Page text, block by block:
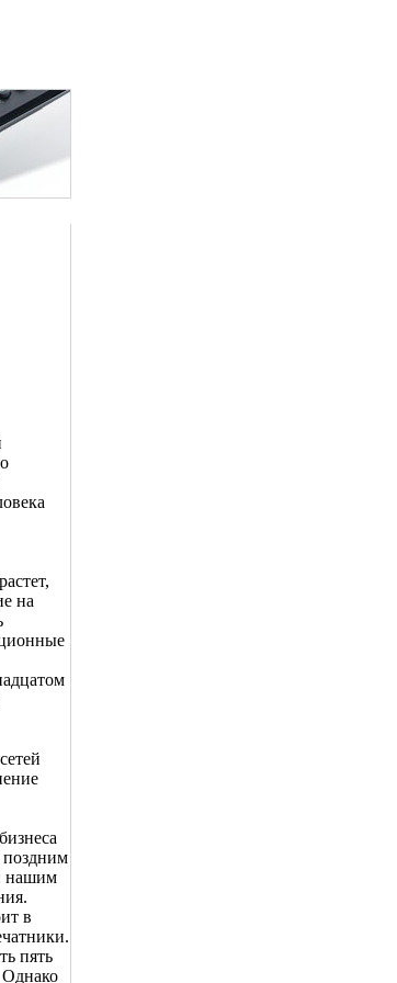
на
поздним
нашим
в
пять
Однако